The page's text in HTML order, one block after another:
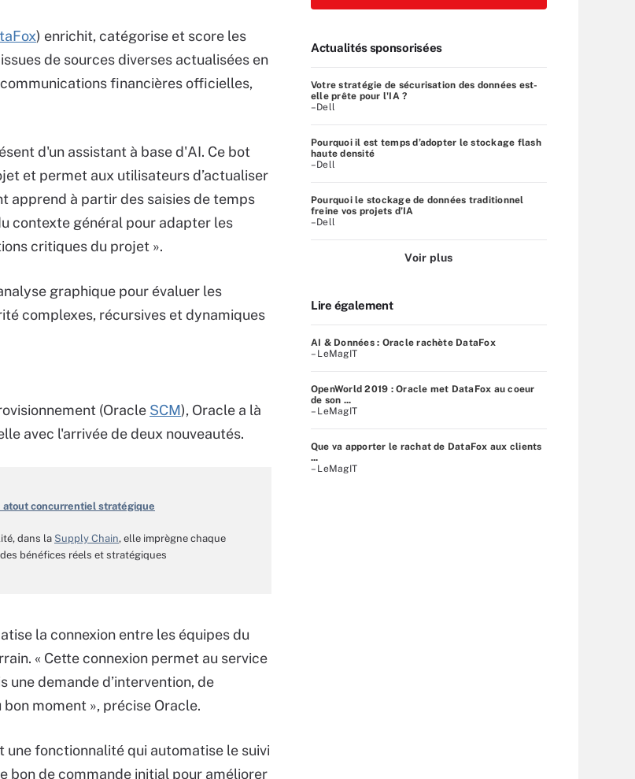
) enrichit, catégorise et score les
de sources diverses actualisées en
financières officielles,
d'un assistant à base d'AI. Ce bot
et permet aux utilisateurs d’actualiser
apprend à partir des saisies de temps
contexte général pour adapter les
critiques du projet ».
graphique pour évaluer les
complexes, récursives et dynamiques
(Oracle SCM), Oracle a là
avec l'arrivée de deux nouveautés.
concurrentiel stratégique
dans la Supply Chain, elle imprègne chaque
bénéfices réels et stratégiques
la connexion entre les équipes du
« Cette connexion permet au service
demande d’intervention, de
moment », précise Oracle.
une fonctionnalité qui automatise le suivi
bon de commande initial pour améliorer
Actualités sponsorisées
Votre stratégie de sécurisation des données est-
elle prête pour l'IA ?
–Dell
Pourquoi il est temps d’adopter le stockage flash
haute densité
–Dell
Pourquoi le stockage de données traditionnel
freine vos projets d’IA
–Dell
Voir plus
Lire également
AI & Données : Oracle rachète DataFox
– LeMagIT
OpenWorld 2019 : Oracle met DataFox au coeur
de son ...
– LeMagIT
Que va apporter le rachat de DataFox aux clients
...
– LeMagIT